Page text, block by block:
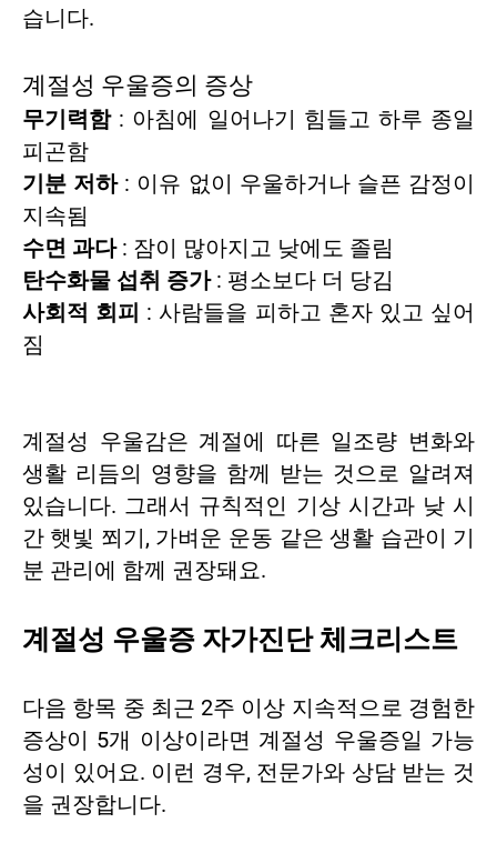
습니다.
계절성 우울증의 증상
무기력함: 아침에 일어나기 힘들고 하루 종일
피곤함
기분 저하: 이유 없이 우울하거나 슬픈 감정이
지속됨
수면 과다: 잠이 많아지고 낮에도 졸림
탄수화물 섭취 증가: 평소보다 더 당김
사회적 회피 : 사람들을 피하고 혼자 있고 싶어
짐
계절성 우울감은 계절에 따른 일조량 변화와
생활 리듬의 영향을 함께 받는 것으로 알려져
있습니다. 그래서 규칙적인 기상 시간과 낮 시
간 햇빛 쬐기, 가벼운 운동 같은 생활 습관이 기
분 관리에 함께 권장돼요.
계절성 우울증 자가진단 체크리스트
다음 항목 중 최근 2주 이상 지속적으로 경험한
증상이 5개 이상이라면 계절성 우울증일 가능
성이 있어요. 이런 경우, 전문가와 상담 받는 것
을 권장합니다.